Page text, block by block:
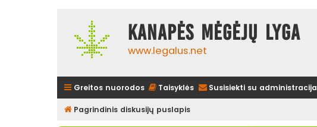
Kanapės mėgėjų lyga
www.legalus.net
Greitos nuorodos Taisyklės Susisiekti su administracija
Pagrindinis diskusijų puslapis